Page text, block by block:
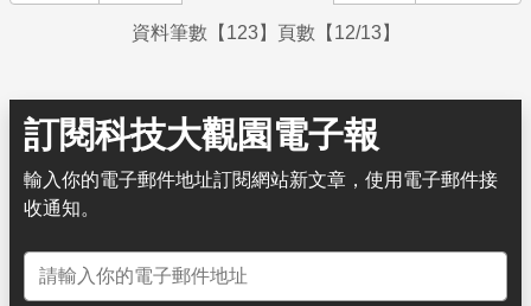
資料筆數【123】頁數【12/13】
訂閱科技大觀園電子報
輸入你的電子郵件地址訂閱網站新文章，使用電子郵件接
收通知。
電子郵件地址